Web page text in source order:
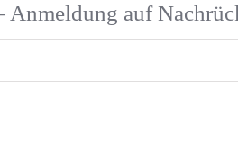
Anmeldung auf